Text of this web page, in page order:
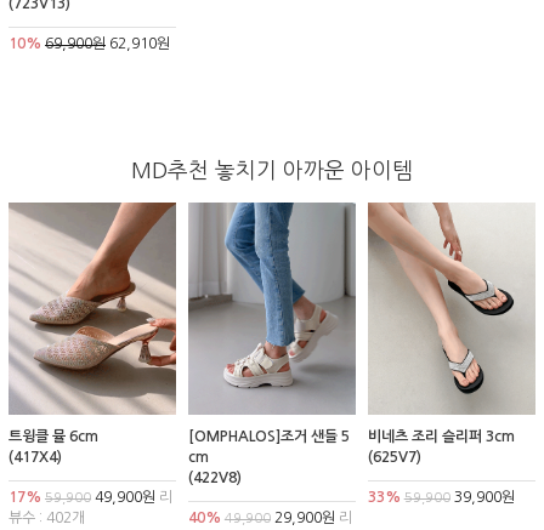
(723V13)
10% 69,900원 62,910원
MD추천 놓치기 아까운 아이템
트윙클 뮬 6cm
(417X4)
17% 59,900 49,900원 리
뷰수 : 402개
[OMPHALOS]조거 샌들 5
cm
(422V8)
40% 49,90029,900원 리
비네츠 조리 슬리퍼 3cm
(625V7)
33% 59,90039,900원